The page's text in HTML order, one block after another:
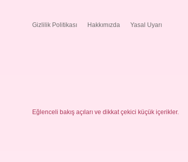
Gizlilik Politikası Hakkımızda Yasal Uyarı
Eğlenceli bakış açıları ve dikkat çekici küçük içerikler.